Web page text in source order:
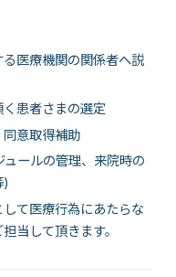
医療機関の関係者へ説
患者さまの選定
意取得補助
ールの管理、来院時の
)
て医療行為にあたらな
当して頂きます。